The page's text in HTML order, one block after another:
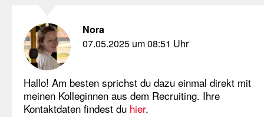
Nora
07.05.2025 um 08:51 Uhr
Hallo! Am besten sprichst du dazu einmal direkt mit
meinen Kolleginnen aus dem Recruiting. Ihre
Kontaktdaten findest du hier.